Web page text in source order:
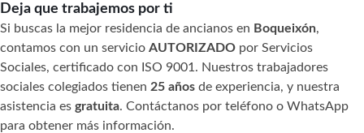
Deja que trabajemos por ti
Si buscas la mejor residencia de ancianos en Boqueixón,
contamos con un servicio AUTORIZADO por Servicios
Sociales, certificado con ISO 9001. Nuestros trabajadores
sociales colegiados tienen 25 años de experiencia, y nuestra
asistencia es gratuita. Contáctanos por teléfono o WhatsApp
para obtener más información.